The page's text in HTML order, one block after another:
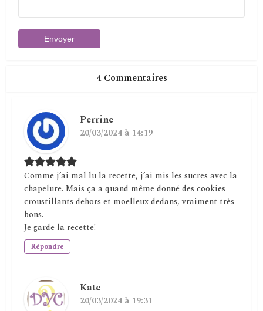
4 Commentaires
Perrine
20/03/2024 à 14:19
Comme j’ai mal lu la recette, j’ai mis les sucres avec la
chapelure. Mais ça a quand même donné des cookies
croustillants dehors et moelleux dedans, vraiment très
bons.
Je garde la recette!
Répondre
Kate
20/03/2024 à 19:31